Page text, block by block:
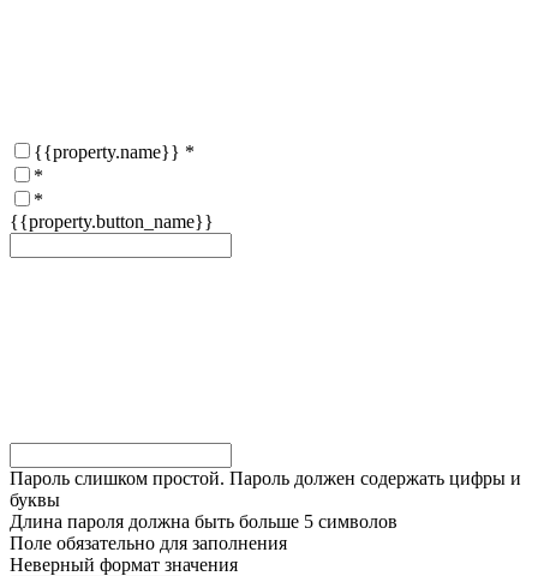
{{property.name}} *
*
*
{{property.button_name}}
Пароль слишком простой. Пароль должен содержать цифры и
буквы
Длина пароля должна быть больше 5 символов
Поле обязательно для заполнения
Неверный формат значения